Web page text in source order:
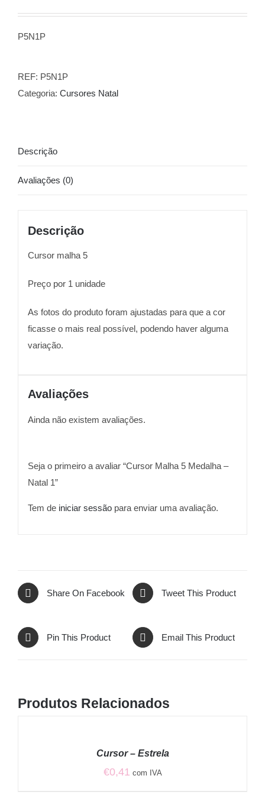
P5N1P
REF: P5N1P
Categoria: Cursores Natal
Descrição
Avaliações (0)
Descrição
Cursor malha 5
Preço por 1 unidade
As fotos do produto foram ajustadas para que a cor
ficasse o mais real possível, podendo haver alguma
variação.
Avaliações
Ainda não existem avaliações.
Seja o primeiro a avaliar “Cursor Malha 5 Medalha –
Natal 1”
Tem de iniciar sessãopara enviar uma avaliação.
Share On Facebook Tweet This Product
Pin This Product Email This Product
Produtos Relacionados
Cursor – Estrela
€0,41 com IVA